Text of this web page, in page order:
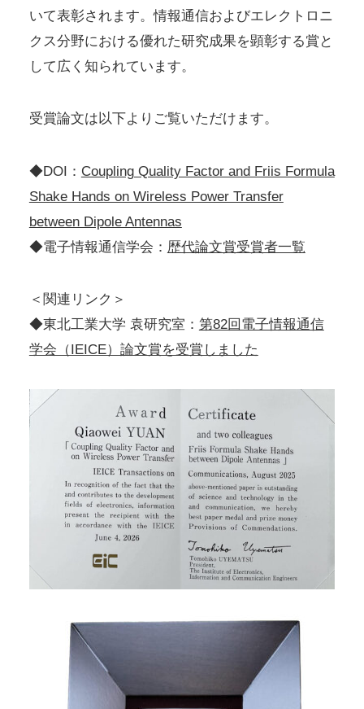
いて表彰されます。情報通信およびエレクトロニ
クス分野における優れた研究成果を顕彰する賞と
して広く知られています。
受賞論文は以下よりご覧いただけます。
◆DOI： Coupling Quality Factor and Friis Formula
Shake Hands on Wireless Power Transfer
between Dipole Antennas
◆電子情報通信学会： 歴代論文賞受賞者一覧
＜関連リンク＞
◆東北工業大学 袁研究室： 第82回電子情報通信
学会（IEICE）論文賞を受賞しました